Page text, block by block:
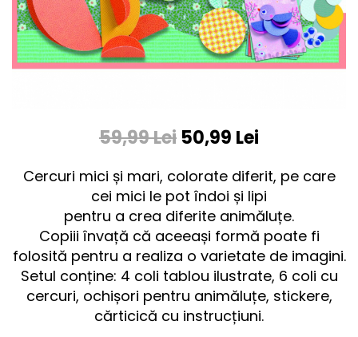
59,99 Lei 50,99 Lei
Cercuri mici și mari, colorate diferit, pe care
cei mici le pot îndoi și lipi
pentru a crea diferite animăluțe.
Copiii învață că aceeași formă poate fi
folosită pentru a realiza o varietate de imagini.
Setul conține: 4 coli tablou ilustrate, 6 coli cu
cercuri, ochișori pentru animăluțe, stickere,
cărticică cu instrucțiuni.